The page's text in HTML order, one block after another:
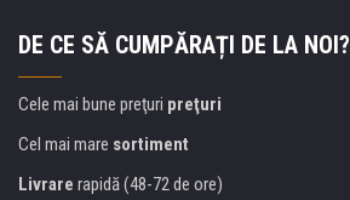
DE CE SĂ CUMPĂRAȚI DE LA NOI?
Cele mai bune preţuri preţuri
Cel mai mare sortiment
Livrare rapidă (48-72 de ore)